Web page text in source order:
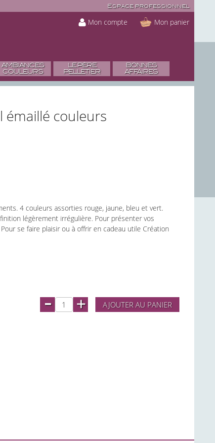
Espace professionnel
Mon compte Mon panier
AMBIANCES
COULEURS
LE PÈRE
PELLETIER
BONNES
AFFAIRES
émaillé couleurs
4 couleurs assorties rouge, jaune, bleu et vert.
légèrement irrégulière. Pour présenter vos
se faire plaisir ou à offrir en cadeau utile Création
AJOUTER AU PANIER
- +